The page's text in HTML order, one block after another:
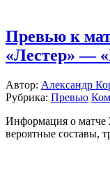
Превью к
«Лестер» —
Автор: Александр
Рубрика: Превью
Информация о матче
вероятные составы,